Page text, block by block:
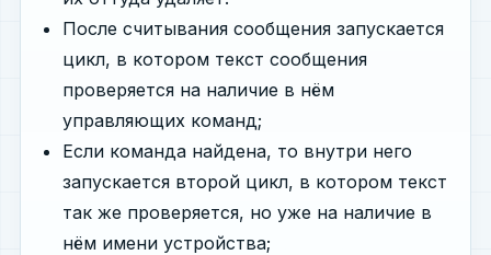
После считывания сообщения запускается
цикл, в котором текст сообщения
проверяется на наличие в нём
управляющих команд;
Если команда найдена, то внутри него
запускается второй цикл, в котором текст
так же проверяется, но уже на наличие в
нём имени устройства;